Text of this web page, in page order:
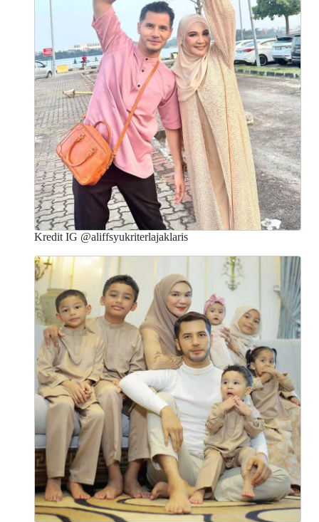
Kredit IG @aliffsyukriterlajaklaris